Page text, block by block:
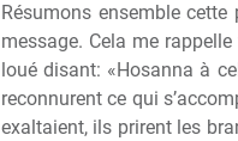
Résumons ensemble
message. Cela me
loué disant: «Hosanna à
reconnurent ce qui
exaltaient, ils prirent les